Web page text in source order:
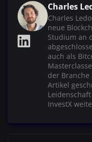
Charles
Charles
neue
Studium an
auch als
der
Artikel
InvestX